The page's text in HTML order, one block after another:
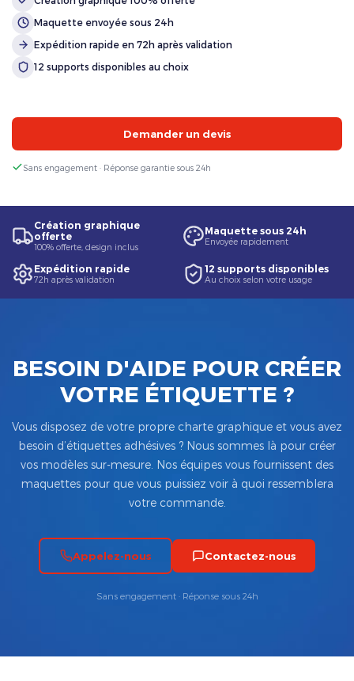
Maquette envoyée sous 24h
Expédition rapide en 72h après validation
12 supports disponibles au choix
Demander un devis
Sans engagement · Réponse garantie sous 24h
Création graphique
offerte
100% offerte, design inclus
Maquette sous 24h
Envoyée rapidement
Expédition rapide
72h après validation
12 supports disponibles
Au choix selon votre usage
BESOIN D'AIDE POUR CRÉER
VOTRE ÉTIQUETTE ?
Vous disposez de votre propre charte graphique et vous avez
besoin d’étiquettes adhésives ? Nous sommes là pour créer
vos modèles sur-mesure. Nos équipes vous fournissent des
maquettes pour que vous puissiez voir à quoi ressemblera
votre commande.
Appelez-nous Contactez-nous
Sans engagement · Réponse sous 24h